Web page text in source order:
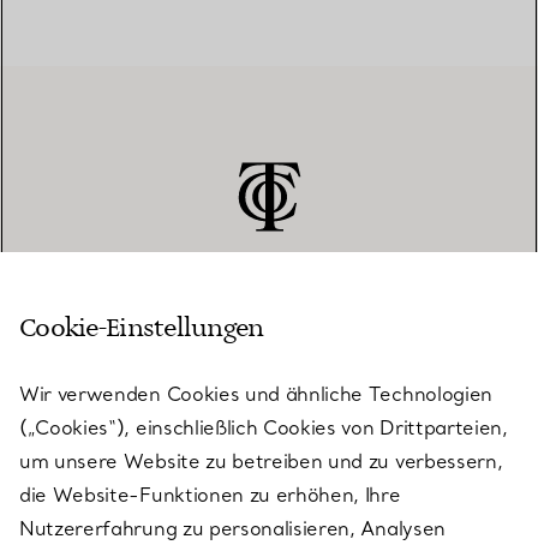
KUNDENSERVICE
SERVICES
ÜBER TIFFANY & CO.
Cookie-Einstellungen
Wir verwenden Cookies und ähnliche Technologien
(„Cookies“), einschließlich Cookies von Drittparteien,
um unsere Website zu betreiben und zu verbessern,
die Website-Funktionen zu erhöhen, Ihre
Nutzererfahrung zu personalisieren, Analysen